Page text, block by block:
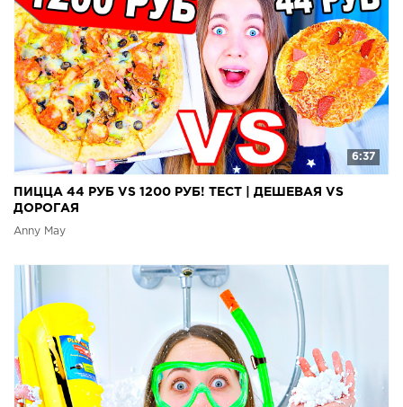
6:37
ПИЦЦА 44 РУБ VS 1200 РУБ! ТЕСТ | ДЕШЕВАЯ VS
ДОРОГАЯ
Anny May